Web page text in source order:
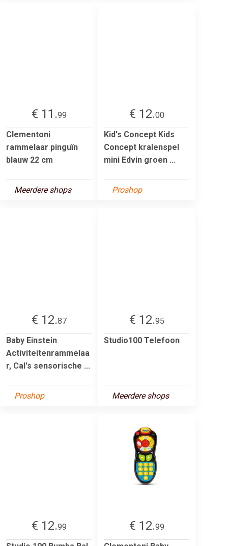
€ 11.99
Clementoni
rammelaar pinguïn
blauw 22 cm
Meerdere shops
€ 12.00
Kid's Concept Kids
Concept kralenspel
mini Edvin groen ...
Proshop
€ 12.87
Baby Einstein
Activiteitenrammelaa
r, Cal's sensorische ...
Proshop
€ 12.95
Studio100 Telefoon
Meerdere shops
€ 12.99
€ 12.99